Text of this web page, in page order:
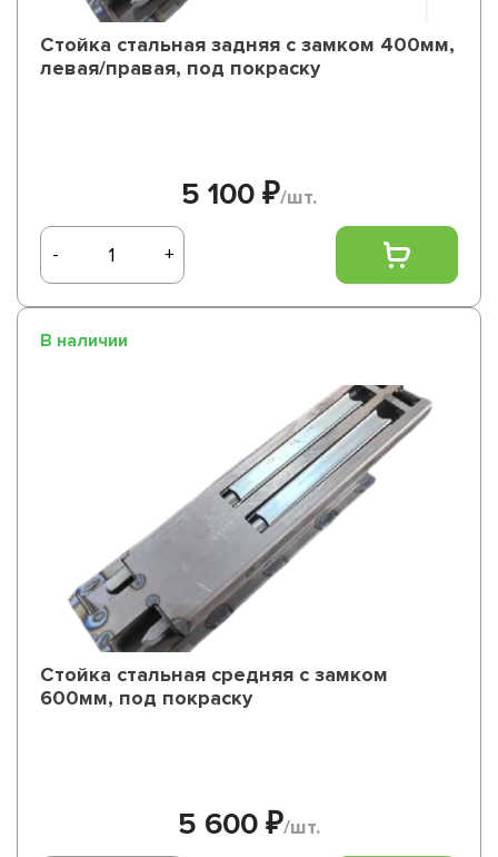
Стойка стальная задняя с замком 400мм,
левая/правая, под покраску
5 100 ₽/шт.
- +
В наличии
Стойка стальная средняя с замком
600мм, под покраску
5 600 ₽/шт.